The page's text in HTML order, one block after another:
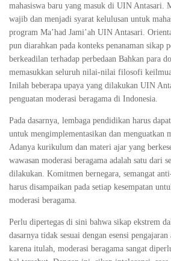
mahasiswa baru yang masuk di UIN Antasari.
wajib dan menjadi syarat kelulusan untuk
program Ma’had Jami’ah UIN Antasari.
pun diarahkan pada konteks penanaman sikap
berkeadilan terhadap perbedaan Bahkan para
memasukkan seluruh nilai-nilai filosofi
Inilah beberapa upaya yang dilakukan UIN
penguatan moderasi beragama di Indonesia.
Pada dasarnya, lembaga pendidikan harus
untuk mengimplementasikan dan menguatkan
Adanya kurikulum dan materi ajar yang
wawasan moderasi beragama adalah satu dari
dilakukan. Komitmen bernegara, semangat
harus disampaikan pada setiap kesempatan
moderasi beragama.
Perlu dipertegas di sini bahwa sikap ekstrem
dasarnya tidak sesuai dengan esensi
karena itulah, moderasi beragama sangat